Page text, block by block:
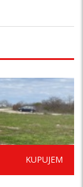
AUTOMATIK
KUPUJEM